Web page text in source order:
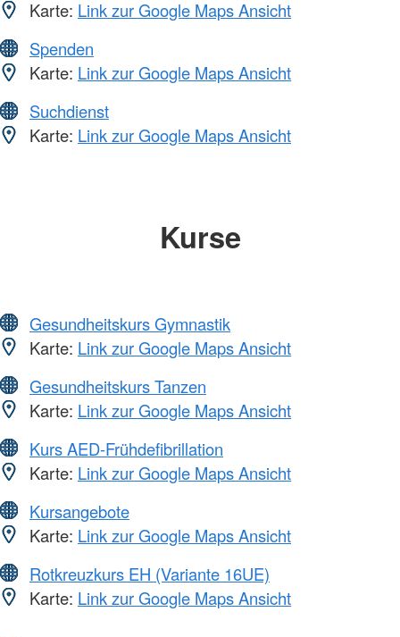
Karte: Link zur Google Maps Ansicht
Spenden
Karte: Link zur Google Maps Ansicht
Suchdienst
Karte: Link zur Google Maps Ansicht
Kurse
Gesundheitskurs Gymnastik
Karte: Link zur Google Maps Ansicht
Gesundheitskurs Tanzen
Karte: Link zur Google Maps Ansicht
Kurs AED-Frühdefibrillation
Karte: Link zur Google Maps Ansicht
Kursangebote
Karte: Link zur Google Maps Ansicht
Rotkreuzkurs EH (Variante 16UE)
Karte: Link zur Google Maps Ansicht